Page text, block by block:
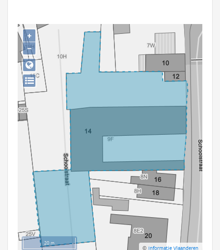
Persoon of collectief
Downloads
Hergebruik
Aanmelden
20 m
©Informatie Vlaanderen
+
−